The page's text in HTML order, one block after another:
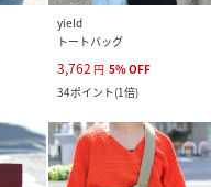
yield
トートバッグ
3,762 円 5%OFF
34ポイント(1倍)